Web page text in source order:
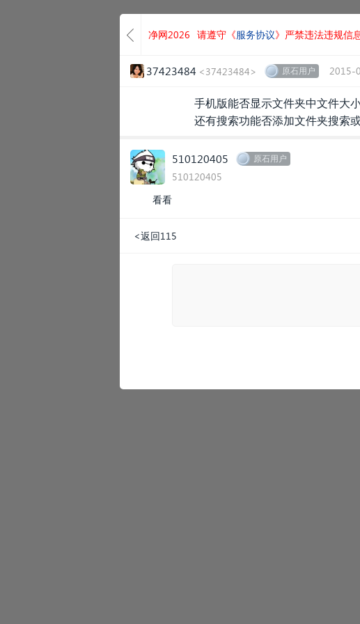
净网2026 请遵守《服务协议》严禁违法违规信
37423484 <37423484> 原石用户 2015-
手机版能否显示文件夹中文件大
还有搜索功能否添加文件夹搜索
510120405 原石用户
510120405
看看
<返回115